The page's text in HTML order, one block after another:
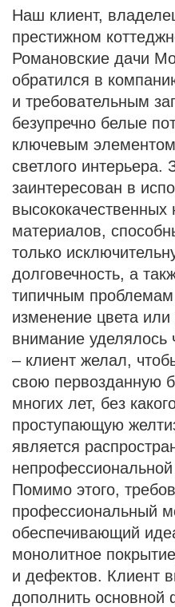
Наш клиент,
престижном
Романовские дачи
обратился в
и требовательным
безупречно белые
ключевым
светлого интерьера.
заинтересован в
высококачественных
материалов,
только
долговечность, а
типичным
изменение цвета
внимание уделялось
– клиент желал,
свою первозданную
многих лет, без
проступающую
является
Помимо этого,
профессиональный
обеспечивающий
монолитное
и дефектов. Клиент
дополнить основной